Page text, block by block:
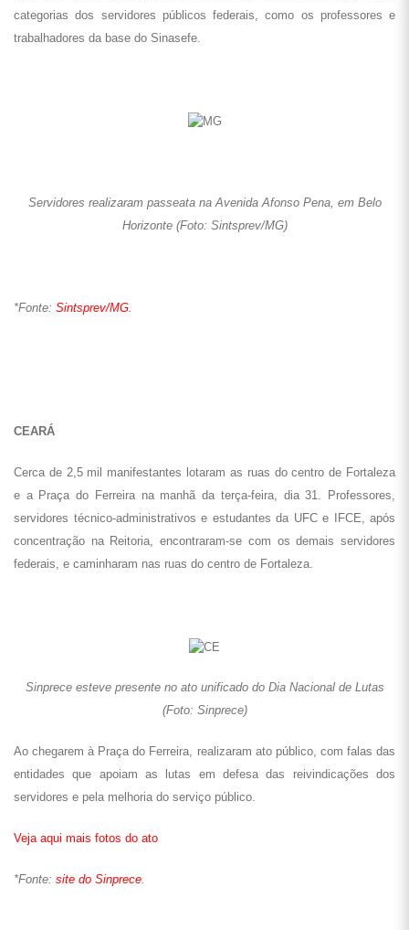
categorias dos servidores públicos federais, como os professores e
trabalhadores da base do Sinasefe.
Servidores realizaram passeata na Avenida Afonso Pena, em Belo
Horizonte (Foto: Sintsprev/MG)
*Fonte: Sintsprev/MG.
CEARÁ
Cerca de 2,5 mil manifestantes lotaram as ruas do centro de Fortaleza
e a Praça do Ferreira na manhã da terça-feira, dia 31. Professores,
servidores técnico-administrativos e estudantes da UFC e IFCE, após
concentração na Reitoria, encontraram-se com os demais servidores
federais, e caminharam nas ruas do centro de Fortaleza.
Sinprece esteve presente no ato unificado do Dia Nacional de Lutas
(Foto: Sinprece)
Ao chegarem à Praça do Ferreira, realizaram ato público, com falas das
entidades que apoiam as lutas em defesa das reivindicações dos
servidores e pela melhoria do serviço público.
Veja aqui mais fotos do ato
*Fonte: site do Sinprece.